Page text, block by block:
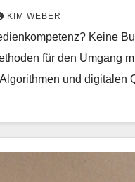
KIM WEBER
Keine
für den Umgang
und digitalen